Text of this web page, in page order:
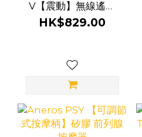
V【震動】無線遙控
矽膠 前列腺按摩器
HK$829.00